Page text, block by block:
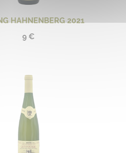
HAHNENBERG 2021
9 €